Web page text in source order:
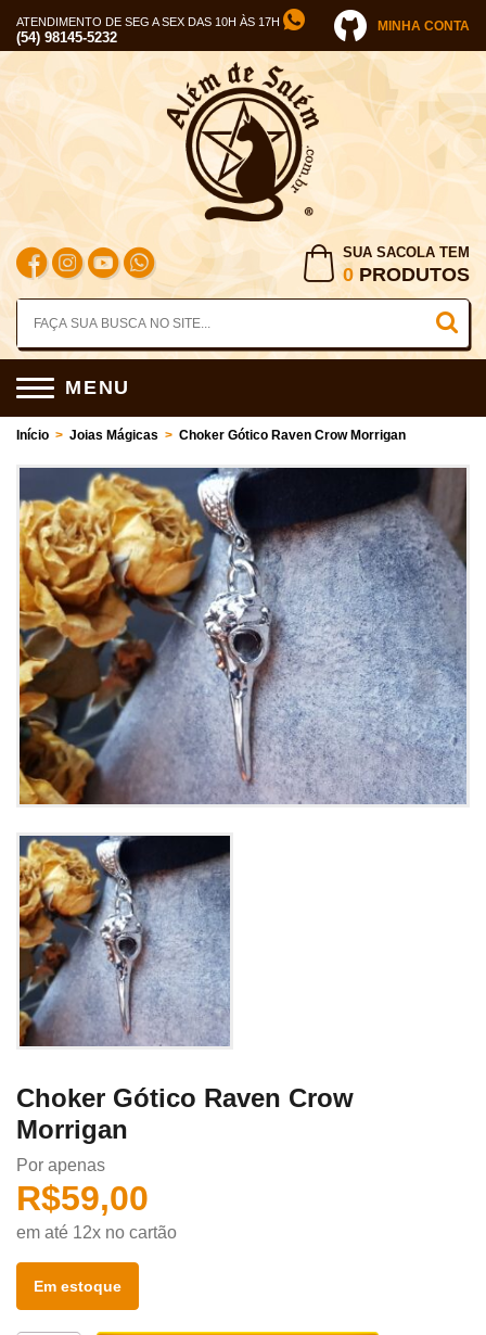
ATENDIMENTO DE SEG A SEX DAS 10H ÀS 17H
(54) 98145-5232
MINHA CONTA
SUA SACOLA TEM
0 PRODUTOS
MENU
Início > Joias Mágicas > Choker Gótico Raven Crow Morrigan
Choker Gótico Raven Crow
Morrigan
Por apenas
R$59,00
em até 12x no cartão
Em estoque